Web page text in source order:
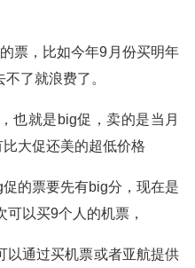
票，比如今年9月份买明年
了就浪费了。
也就是big促，卖的是当月
大促还美的超低价格
的票要先有big分，现在是
以买9个人的机票，
以通过买机票或者亚航提供